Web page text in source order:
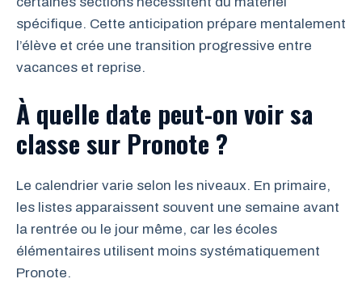
spécifique. Cette anticipation prépare mentalement
l’élève et crée une transition progressive entre
vacances et reprise.
À quelle date peut-on voir sa
classe sur Pronote ?
Le calendrier varie selon les niveaux. En primaire,
les listes apparaissent souvent une semaine avant
la rentrée ou le jour même, car les écoles
élémentaires utilisent moins systématiquement
Pronote.